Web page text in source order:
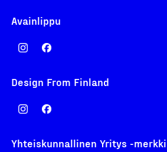
Avainlippu
Design From Finland
Yhteiskunnallinen Yritys -merkki